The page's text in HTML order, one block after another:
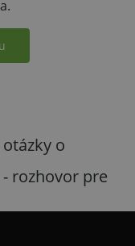
o
rozhovor pre